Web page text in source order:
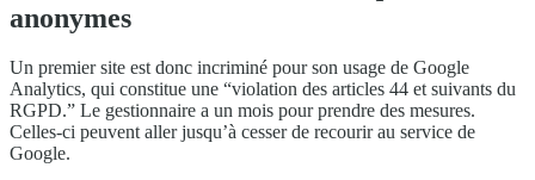
anonymes
Un premier site est donc incriminé pour son usage de Google
Analytics, qui constitue une “violation des articles 44 et suivants du
RGPD.” Le gestionnaire a un mois pour prendre des mesures.
Celles-ci peuvent aller jusqu’à cesser de recourir au service de
Google.